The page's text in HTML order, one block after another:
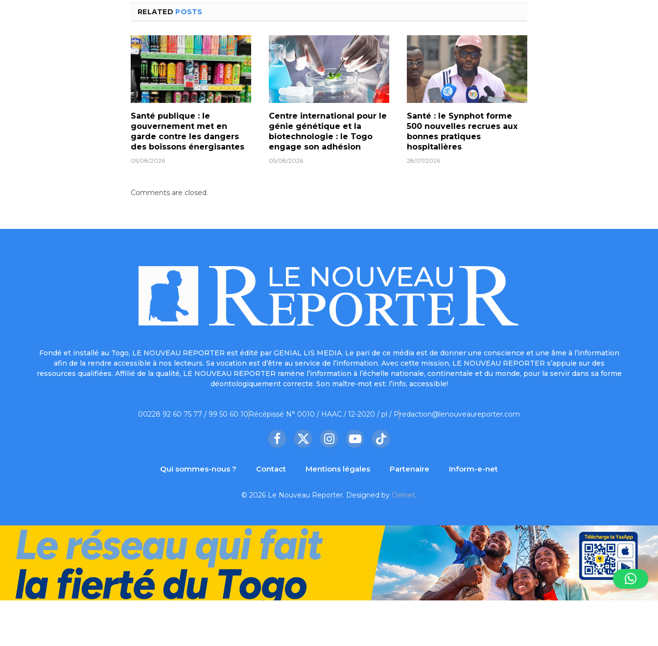
RELATED POSTS
Santé publique : le
gouvernement met en
garde contre les dangers
des boissons énergisantes
05/08/2026
Centre international pour le
génie génétique et la
biotechnologie : le Togo
engage son adhésion
05/08/2026
Santé : le Synphot forme
500 nouvelles recrues aux
bonnes pratiques
hospitalières
28/07/2026
Comments are closed.
Fondé et installé au Togo, LE NOUVEAU REPORTER est édité par GENIAL LIS MEDIA. Le pari de ce média est de donner une conscience et une âme à l’information
afin de la rendre accessible à nos lecteurs. Sa vocation est d’être au service de l’information. Avec cette mission, LE NOUVEAU REPORTER s’appuie sur des
ressources qualifiées. Affilié de la qualité, LE NOUVEAU REPORTER ramène l’information à l’échelle nationale, continentale et du monde, pour la servir dans sa forme
déontologiquement correcte. Son maître-mot est: l’info, accessible!
00228 92 60 75 77 / 99 50 60 10 Récépissé N° 0010 / HAAC / 12-2020 / pl / Predaction@lenouveaureporter.com
Facebook
X
InstagramYouTubeTikTok
Qui sommes-nous ? Contact Mentions légales Partenaire Inform-e-net
© 2026 Le Nouveau Reporter. Designed by Oelnet.